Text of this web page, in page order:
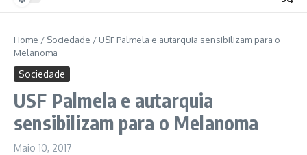
Home / Sociedade / USF Palmela e autarquia sensibilizam para o
Melanoma
Sociedade
USF Palmela e autarquia
sensibilizam para o Melanoma
Maio 10, 2017